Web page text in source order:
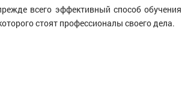
всего эффективный способ обучения
стоят профессионалы своего дела.